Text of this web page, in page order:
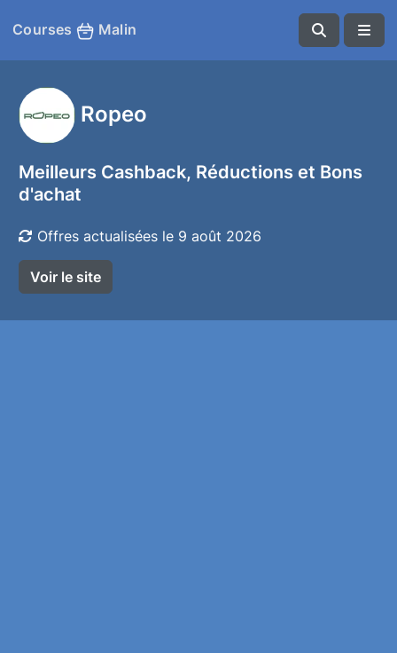
Courses Malin
Ropeo
Meilleurs Cashback, Réductions et Bons
d'achat
Offres actualisées le 9 août 2026
Voir le site